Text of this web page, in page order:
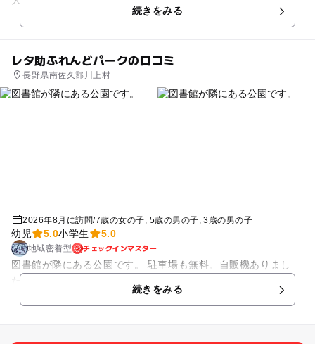
続きをみる
レタ助ふれんどパークの口コミ
長野県南佐久郡川上村
2026年8月に訪問/7歳の女の子 5歳の男の子 3歳の男の子
幼児 5.0小学生 5.0
地域密着型 チェックインマスター
図書館が隣にある公園です。 駐車場も無料。自販機ありまし
た！ 広いのでかなり楽しめました！
続きをみる